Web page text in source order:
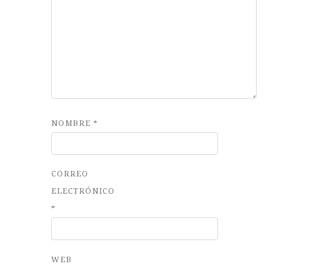
NOMBRE *
CORREO
ELECTRÓNICO
*
WEB